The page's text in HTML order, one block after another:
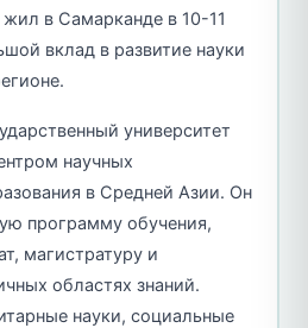
в Самарканде в 10-11
вклад в развитие науки
университет
научных
в Средней Азии. Он
программу обучения,
магистратуру и
областях знаний.
науки, социальные